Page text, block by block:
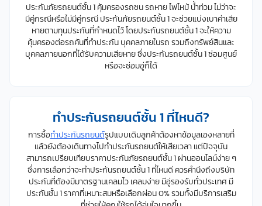
ประกันภัยรถยนต์ชั้น 1 คุ้มครองรถชน รถหาย ไฟไหม้ น้ำท่วม ไม่ว่าจะ
มีคู่กรณีหรือไม่มีคู่กรณี ประกันภัยรถยนต์ชั้น 1 จะช่วยแบ่งเบาค่าเสีย
หายตามทุนประกันที่กำหนดไว้ โดยประกันรถยนต์ชั้น 1 จะให้ความ
คุ้มครองต่อรถคันที่ทำประกัน บุคคลภายในรถ รวมถึงทรัพย์สินและ
บุคคลภายนอกที่ได้รับความเสียหาย ซึ่งประกันรถยนต์ชั้น 1 ซ่อมศูนย์
หรือจะซ่อมอู่ก็ได้
ทำประกันรถยนต์ชั้น 1 ที่ไหนดี?
การซื้อทำประกันรถยนต์รูปแบบเดิมลูกค้าต้องหาข้อมูลเองหลายที่
แล้วยังต้องเดินทางไปทำประกันรถยนต์ให้เสียเวลา แต่ปัจจุบัน
สามารถเปรียบเทียบราคาประกันภัยรถยนต์ชั้น 1 ผ่านออนไลน์ง่าย ๆ
ซึ่งการเลือกว่าจะทำประกันรถยนต์ชั้น 1 ที่ไหนดี ควรคำนึงถึงบริษัท
ประกันที่ต้องมีมาตรฐานเคลมไว เคลมง่าย มีอู่รองรับทั่วประเทศ มี
ประกันชั้น 1 ราคาที่เหมาะสมหรือเลือกผ่อน 0% รวมทั้งมีบริการเสริม